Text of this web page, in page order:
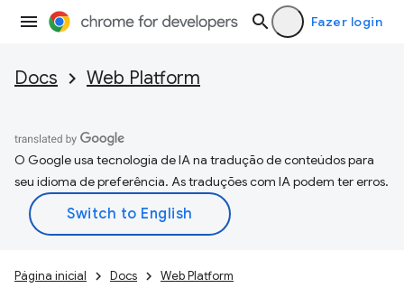
Fazer login
Docs Web Platform
O Google usa tecnologia de IA na tradução de conteúdos para
seu idioma de preferência. As traduções com IA podem ter erros.
Página inicial Docs Web Platform